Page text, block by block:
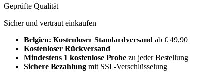
Geprüfte Qualität
Sicher und vertraut einkaufen
Belgien: Kostenloser Standardversand ab € 49,90
Kostenloser Rückversand
Mindestens 1 kostenlose Probe zu jeder Bestellung
Sichere Bezahlung mit SSL-Verschlüsselung